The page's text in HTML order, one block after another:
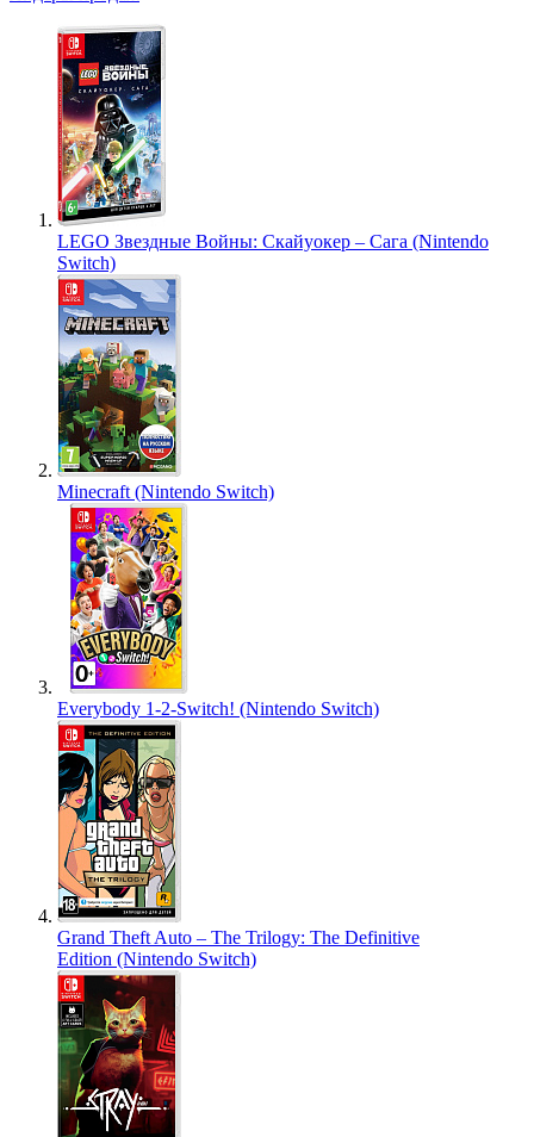
LEGO Звездные Войны: Скайуокер – Сага (Nintendo
Switch)
Minecraft (Nintendo Switch)
Everybody 1-2-Switch! (Nintendo Switch)
Grand Theft Auto – The Trilogy: The Definitive
Edition (Nintendo Switch)